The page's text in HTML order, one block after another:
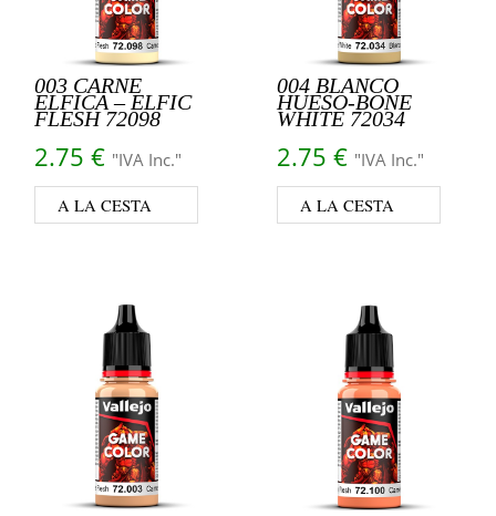
003 CARNE
ELFICA – ELFIC
FLESH 72098
2.75 € "IVA Inc."
A LA CESTA
004 BLANCO
HUESO-BONE
WHITE 72034
2.75 € "IVA Inc."
A LA CESTA